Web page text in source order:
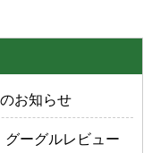
お知らせ
ーグルレビュー